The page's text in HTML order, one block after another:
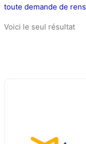
toute demande de
Voici le seul résultat